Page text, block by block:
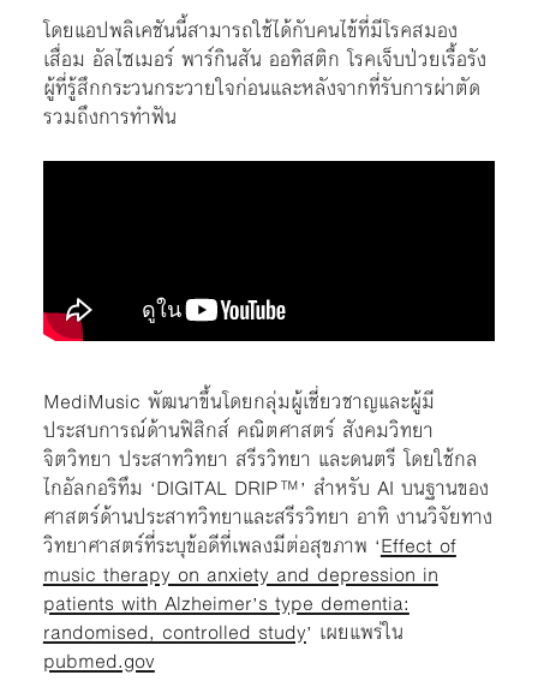
โดยแอปพลิเคชันนี้สามารถใช้ได้กับคนไข้ที่มีโรคสมอง
เสื่อม อัลไซเมอร์ พาร์กินสัน ออทิสติก โรคเจ็บป่วยเรื้อรัง
ผู้ที่รู้สึกกระวนกระวายใจก่อนและหลังจากที่รับการผ่าตัด
รวมถึงการทำฟัน
MediMusic พัฒนาขึ้นโดยกลุ่มผู้เชี่ยวชาญและผู้มี
ประสบการณ์ด้านฟิสิกส์ คณิตศาสตร์ สังคมวิทยา
จิตวิทยา ประสาทวิทยา สรีรวิทยา และดนตรี โดยใช้กล
ไกอัลกอริทึม ‘DIGITAL DRIP™’ สำหรับ AI บนฐานของ
ศาสตร์ด้านประสาทวิทยาและสรีรวิทยา อาทิ งานวิจัยทาง
วิทยาศาสตร์ที่ระบุข้อดีที่เพลงมีต่อสุขภาพ ‘Effect of
music therapy on anxiety and depression in
patients with Alzheimer’s type dementia:
randomised, controlled study’ เผยแพร่ใน
pubmed.gov